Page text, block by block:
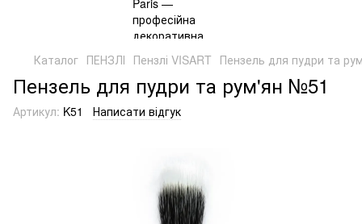
Каталог ПЕНЗЛІ Пензлі VISART Пензель для пудри та
Пензель для пудри та рум'ян №51
Артикул: K51 Написати відгук